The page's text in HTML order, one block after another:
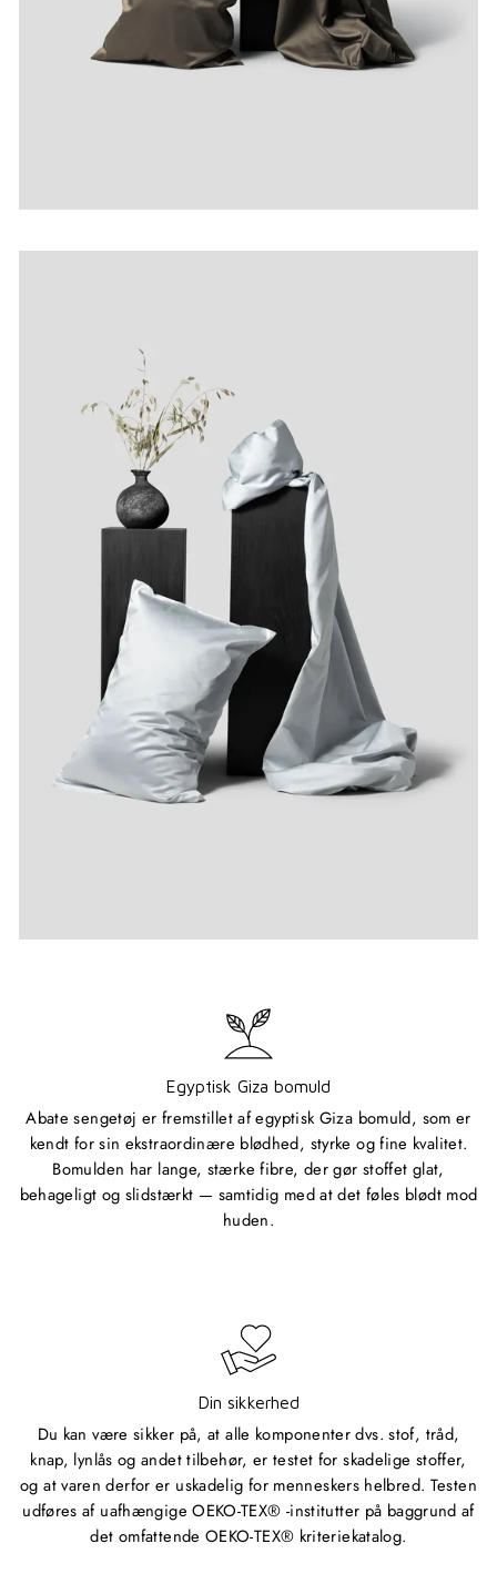
Egyptisk Giza bomuld
Abate sengetøj er fremstillet af egyptisk Giza bomuld, som er
kendt for sin ekstraordinære blødhed, styrke og fine kvalitet.
Bomulden har lange, stærke fibre, der gør stoffet glat,
behageligt og slidstærkt — samtidig med at det føles blødt mod
huden.
Din sikkerhed
Du kan være sikker på, at alle komponenter dvs. stof, tråd,
knap, lynlås og andet tilbehør, er testet for skadelige stoffer,
og at varen derfor er uskadelig for menneskers helbred. Testen
udføres af uafhængige OEKO-TEX® -institutter på baggrund af
det omfattende OEKO-TEX® kriteriekatalog.